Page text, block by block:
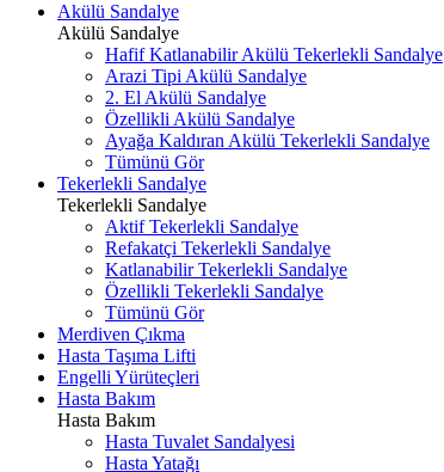
Akülü Sandalye
Akülü Sandalye
Hafif Katlanabilir Akülü Tekerlekli Sandalye
Arazi Tipi Akülü Sandalye
2. El Akülü Sandalye
Özellikli Akülü Sandalye
Ayağa Kaldıran Akülü Tekerlekli Sandalye
Tümünü Gör
Tekerlekli Sandalye
Tekerlekli Sandalye
Aktif Tekerlekli Sandalye
Refakatçi Tekerlekli Sandalye
Katlanabilir Tekerlekli Sandalye
Özellikli Tekerlekli Sandalye
Tümünü Gör
Merdiven Çıkma
Hasta Taşıma Lifti
Engelli Yürüteçleri
Hasta Bakım
Hasta Bakım
Hasta Tuvalet Sandalyesi
Hasta Yatağı